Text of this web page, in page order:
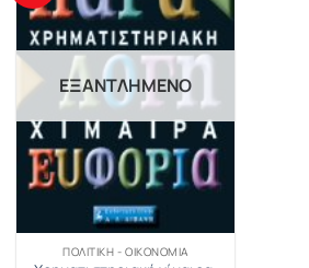
ΕΞΑΝΤΛΗΜΈΝΟ
ΠΟΛΙΤΙΚΉ - ΟΙΚΟΝΟΜΊΑ